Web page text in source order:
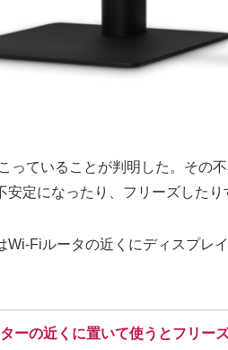
っていることが判明した。その
定になったり、フリーズしたり
Fiルータの近くにディスプレ
ーの近くに置いて使うとフリー